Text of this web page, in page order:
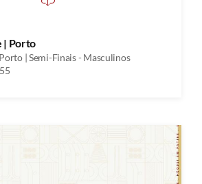
| Porto
| Semi-Finais - Masculinos